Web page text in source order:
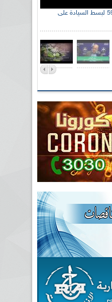
الإذاعة الجزائرية تحي الذكرى 59 لبسط السيادة على